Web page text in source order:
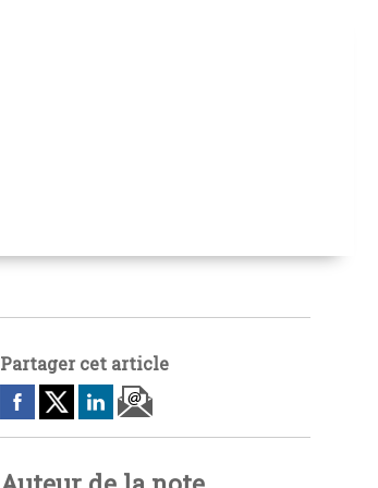
Partager cet article